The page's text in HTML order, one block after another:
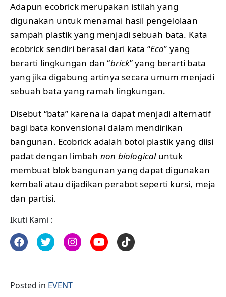
Adapun ecobrick merupakan istilah yang
digunakan untuk menamai hasil pengelolaan
sampah plastik yang menjadi sebuah bata. Kata
ecobrick sendiri berasal dari kata “Eco” yang
berarti lingkungan dan “brick” yang berarti bata
yang jika digabung artinya secara umum menjadi
sebuah bata yang ramah lingkungan.
Disebut “bata” karena ia dapat menjadi alternatif
bagi bata konvensional dalam mendirikan
bangunan. Ecobrick adalah botol plastik yang diisi
padat dengan limbah non biologicaluntuk
membuat blok bangunan yang dapat digunakan
kembali atau dijadikan perabot seperti kursi, meja
dan partisi.
Ikuti Kami :
Posted in EVENT